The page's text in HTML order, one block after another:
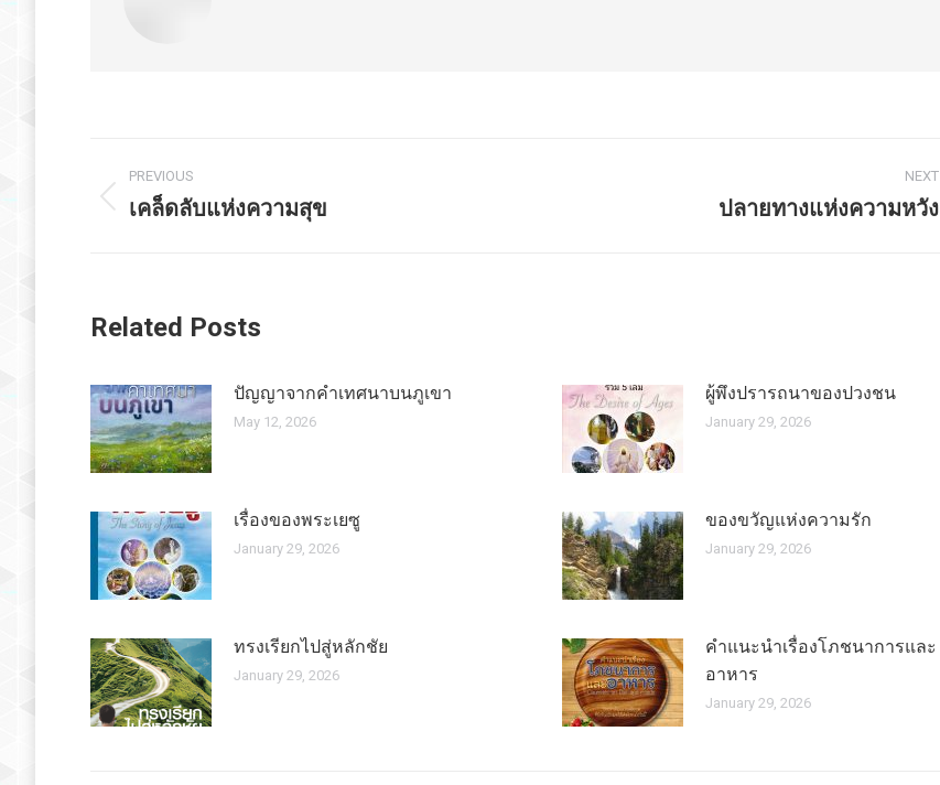
Post
navigation
PREVIOUS
Previous
เคล็ดลับแห่งความสุข
NEXT
ปลายทางแห่งความหวัง
Related Posts
ปัญญาจากคำเทศนาบนภูเขา
May 12, 2026
ผู้พึงปรารถนาของปวงชน
January 29, 2026
เรื่องของพระเยซู
January 29, 2026
ของขวัญแห่งความรัก
January 29, 2026
ทรงเรียกไปสู่หลักชัย
January 29, 2026
คำแนะนำเรื่องโภชนาการและ
อาหาร
January 29, 2026